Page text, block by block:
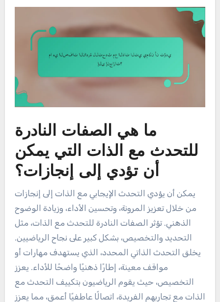
ما هي الصفات النادرة
للتحدث مع الذات التي يمكن
أن تؤدي إلى إنجازات؟
يمكن أن يؤدي التحدث الإيجابي مع الذات إلى إنجازات
من خلال تعزيز المرونة، وتحسين الأداء، وزيادة الوضوح
الذهني. تؤثر الصفات النادرة للتحدث مع الذات، مثل
التحديد والتخصيص، بشكل كبير على نجاح الرياضيين.
يخلق التحدث الذاتي المحدد، الذي يستهدف مهارات أو
مواقف معينة، إطارًا ذهنيًا واضحًا للأداء. يعزز
التخصيص، حيث يقوم الرياضيون بتكييف التحدث مع
الذات مع تجاربهم الفريدة، اتصالًا عاطفيًا أعمق، مما يعزز